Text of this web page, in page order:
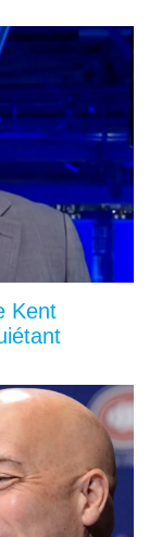
Kent